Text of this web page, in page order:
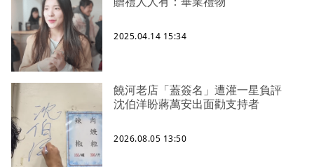
2025.04.14 15:34
饒河老店「蓋簽名」遭灌一星負評
沈伯洋盼蔣萬安出面勸支持者
2026.08.05 13:50